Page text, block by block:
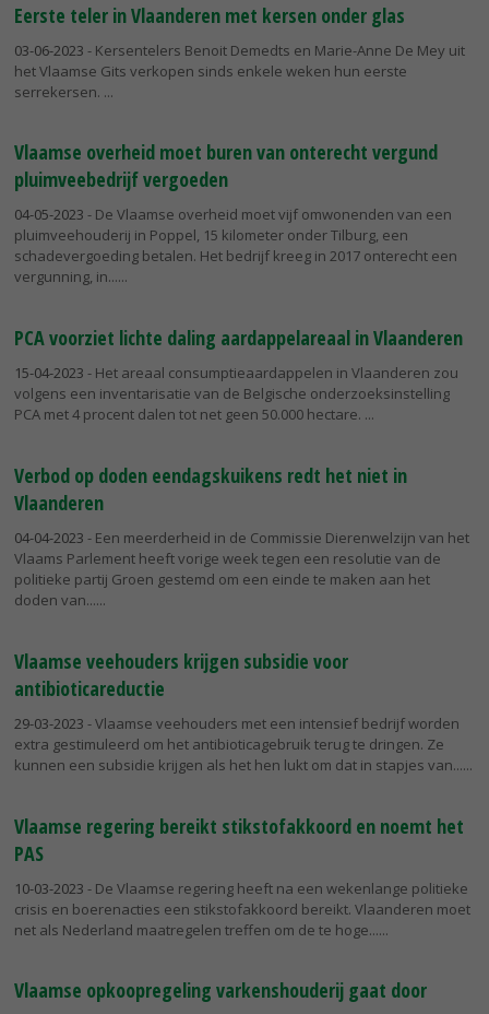
Eerste teler in Vlaanderen met kersen onder glas
03-06-2023 - Kersentelers Benoit Demedts en Marie-Anne De Mey uit
het Vlaamse Gits verkopen sinds enkele weken hun eerste
serrekersen.
Vlaamse overheid moet buren van onterecht vergund
pluimveebedrijf vergoeden
04-05-2023 - De Vlaamse overheid moet vijf omwonenden van een
pluimveehouderij in Poppel, 15 kilometer onder Tilburg, een
schadevergoeding betalen. Het bedrijf kreeg in 2017 onterecht een
vergunning, in...
PCA voorziet lichte daling aardappelareaal in Vlaanderen
15-04-2023 - Het areaal consumptieaardappelen in Vlaanderen zou
volgens een inventarisatie van de Belgische onderzoeksinstelling
PCA met 4 procent dalen tot net geen 50.000 hectare.
Verbod op doden eendagskuikens redt het niet in
Vlaanderen
04-04-2023 - Een meerderheid in de Commissie Dierenwelzijn van het
Vlaams Parlement heeft vorige week tegen een resolutie van de
politieke partij Groen gestemd om een einde te maken aan het
doden van...
Vlaamse veehouders krijgen subsidie voor
antibioticareductie
29-03-2023 - Vlaamse veehouders met een intensief bedrijf worden
extra gestimuleerd om het antibioticagebruik terug te dringen. Ze
kunnen een subsidie krijgen als het hen lukt om dat in stapjes van...
Vlaamse regering bereikt stikstofakkoord en noemt het
PAS
10-03-2023 - De Vlaamse regering heeft na een wekenlange politieke
crisis en boerenacties een stikstofakkoord bereikt. Vlaanderen moet
net als Nederland maatregelen treffen om de te hoge...
Vlaamse opkoopregeling varkenshouderij gaat door